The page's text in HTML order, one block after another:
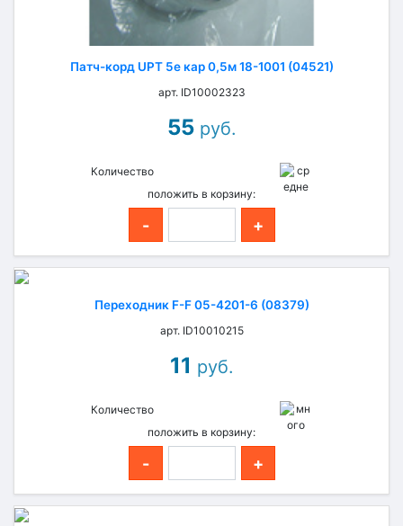
Патч-корд UPT 5е кар 0,5м 18-1001 (04521)
арт. ID10002323
55руб.
Количество
положить в корзину:
- +
Переходник F-F 05-4201-6 (08379)
арт. ID10010215
11 руб.
Количество
положить в корзину:
- +